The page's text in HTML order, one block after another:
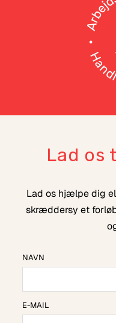
Lad os
Lad os hjælpe dig
skræddersy et
NAVN
E-MAIL